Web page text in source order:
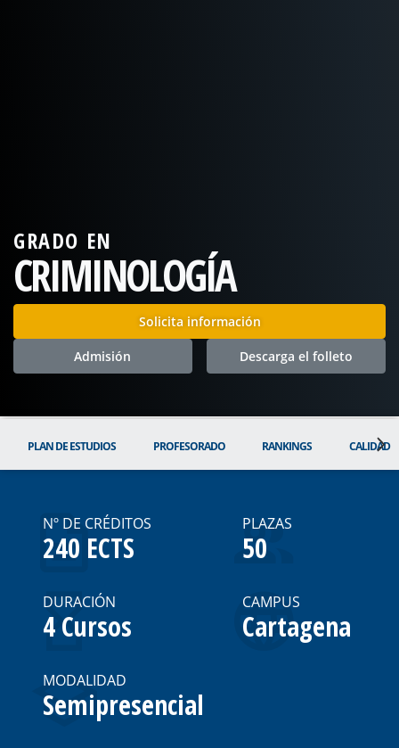
GRADO EN
CRIMINOLOGÍA
Solicita información
Admisión Descarga el folleto
PLAN DE ESTUDIOS PROFESORADO RANKINGS CALIDAD
MODALIDAD
Semipresencial
Nº DE CRÉDITOS
240 ECTS
PLAZAS
50
DURACIÓN
4 Cursos
CAMPUS
Cartagena